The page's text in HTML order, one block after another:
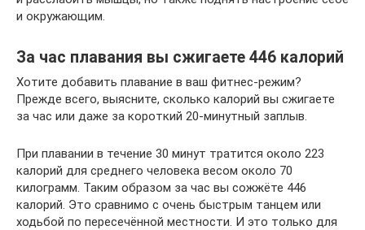
и окружающим.
За час плавания вы сжигаете 446 калорий
Хотите добавить плавание в ваш фитнес-режим?
Прежде всего, выясните, сколько калорий вы сжигаете
за час или даже за короткий 20-минутный заплыв.
При плавании в течение 30 минут тратится около 223
калорий для среднего человека весом около 70
килограмм. Таким образом за час вы сожжёте 446
калорий. Это сравнимо с очень быстрым танцем или
ходьбой по пересечённой местности. И это только для